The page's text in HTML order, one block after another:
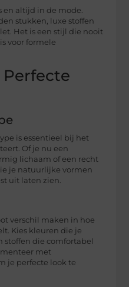
en altijd in de mode.
stukken, luxe stoffen
Het is een stijl die nooit
voor formele
Perfecte
is essentieel bij het
Of je nu een
lichaam of een recht
je natuurlijke vormen
uit laten zien.
verschil maken in hoe
Kies kleuren die je
die comfortabel
met
je perfecte look te